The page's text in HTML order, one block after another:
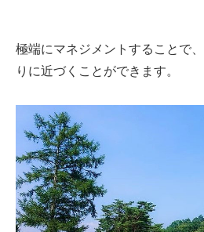
極端にマネジメントすることで
りに近づくことができます。